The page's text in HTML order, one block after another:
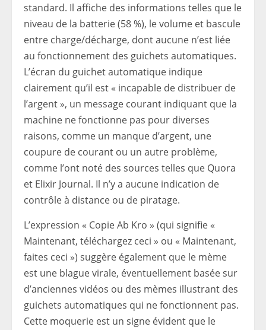
standard. Il affiche des informations telles que le
niveau de la batterie (58 %), le volume et bascule
entre charge/décharge, dont aucune n’est liée
au fonctionnement des guichets automatiques.
L’écran du guichet automatique indique
clairement qu’il est « incapable de distribuer de
l’argent », un message courant indiquant que la
machine ne fonctionne pas pour diverses
raisons, comme un manque d’argent, une
coupure de courant ou un autre problème,
comme l’ont noté des sources telles que Quora
et Elixir Journal. Il n’y a aucune indication de
contrôle à distance ou de piratage.
L’expression « Copie Ab Kro » (qui signifie «
Maintenant, téléchargez ceci » ou « Maintenant,
faites ceci ») suggère également que le mème
est une blague virale, éventuellement basée sur
d’anciennes vidéos ou des mèmes illustrant des
guichets automatiques qui ne fonctionnent pas.
Cette moquerie est un signe évident que le